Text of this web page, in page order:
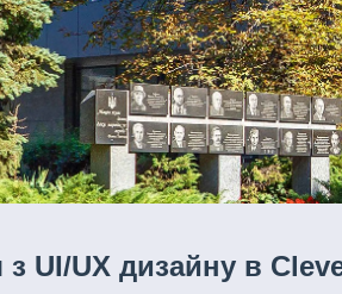
UI/UX дизайну в